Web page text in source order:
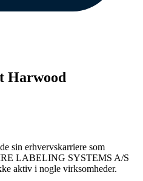
Harwood
sin erhvervskarriere som
LABELING SYSTEMS A/S
aktiv i nogle virksomheder.